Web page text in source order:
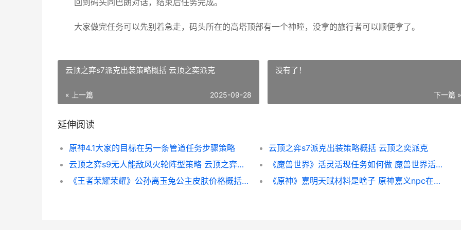
回到码头同巴朗对话，结束后任务完成。
大家做完任务可以先别着急走，码头所在的高塔顶部有一个神瞳，没拿的旅行者可以顺便拿了。
云顶之弈s7派克出装策略概括 云顶之奕派克
« 上一篇 2025-09-28
没有了！
下一篇 »
延伸阅读
原神4.1大家的目标在另一条管道任务步骤策略
云顶之弈s7派克出装策略概括 云顶之奕派克
云顶之弈s9无人能敌风火轮阵型策略 云顶之弈无解阵容搭配
《魔兽世界》活灵活现任务如何做 魔兽世界活动日历
《王者荣耀荣耀》公孙离玉兔公主皮肤价格概括 王者荣耀荣耀之章命运篇免费观看完整版
《原神》嘉明天赋材料是啥子 原神嘉义npc在什么位置